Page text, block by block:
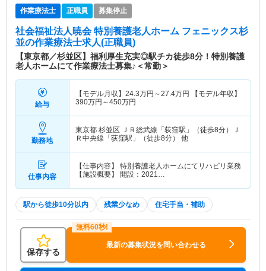
作業療法士 正職員 募集停止
社会福祉法人暁会 特別養護老人ホーム フェニックス杉
並の作業療法士求人(正職員)
【東京都／杉並区】福利厚生充実◎駅チカ徒歩8分！特別養護
老人ホームにて作業療法士募集♪＜常勤＞
給与
【モデル月収】 24.3万円～27.4万円 【モデル年収】
390万円～450万円
勤務地
東京都 杉並区
ＪＲ総武線「荻窪駅」（徒歩8分）Ｊ
Ｒ中央線「荻窪駅」（徒歩8分） 他
仕事内容
【仕事内容】 特別養護老人ホームにてリハビリ業務
【施設概要】 開設：2021…
駅から徒歩10分以内 残業少なめ 住宅手当・補助
保存する
最新の募集状況を問い合わせる